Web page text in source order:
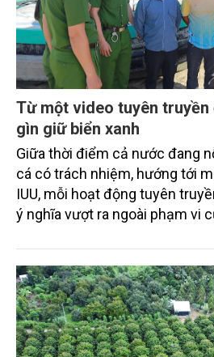
Từ một video tuyên
gìn giữ biển xanh
Giữa thời điểm cả nước đang
cá có trách nhiệm, hướng tới
IUU, mỗi hoạt động tuyên
ý nghĩa vượt ra ngoài phạm vi
Thạch Lạc (Hà Tĩnh) thực hiện